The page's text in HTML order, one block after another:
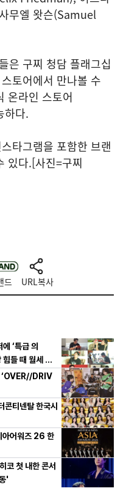
무엘 왓슨(Samuel
은 구찌 청담 플래그십
토어에서 만나볼 수
온라인 스토어
하다.
타그램을 포함한 브랜
있다.[사진=구찌
드 URL복사
‘특급 의
들 때 월세 대
‘OVER//DRIV
아어워즈 26 한
코 첫 내한 콘서
'